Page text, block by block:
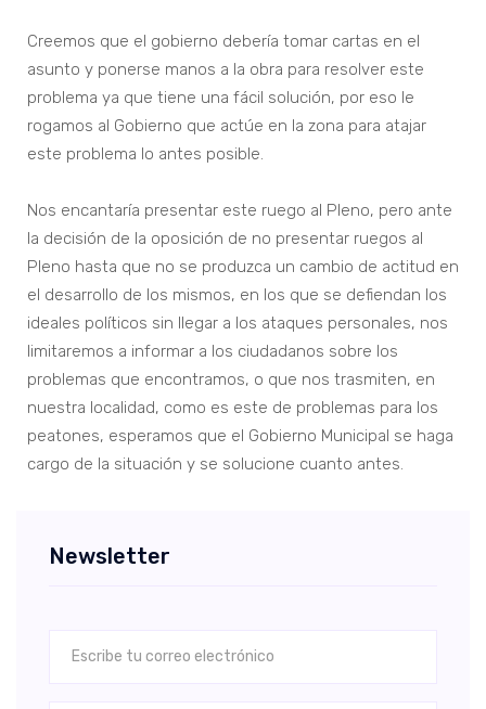
Creemos que el gobierno debería tomar cartas en el
asunto y ponerse manos a la obra para resolver este
problema ya que tiene una fácil solución, por eso le
rogamos al Gobierno que actúe en la zona para atajar
este problema lo antes posible.
Nos encantaría presentar este ruego al Pleno, pero ante
la decisión de la oposición de no presentar ruegos al
Pleno hasta que no se produzca un cambio de actitud en
el desarrollo de los mismos, en los que se defiendan los
ideales políticos sin llegar a los ataques personales, nos
limitaremos a informar a los ciudadanos sobre los
problemas que encontramos, o que nos trasmiten, en
nuestra localidad, como es este de problemas para los
peatones, esperamos que el Gobierno Municipal se haga
cargo de la situación y se solucione cuanto antes.
Newsletter